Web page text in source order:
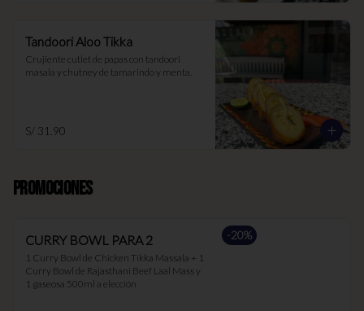
Tandoori Aloo Tikka
Crujiente cutlet de papas con tandoori
masala y chutney de tamarindo y menta.
S/ 31.90
PROMOCIONES
-20%
CURRY BOWL PARA 2
1 Curry Bowl de Chicken Tikka Massala + 1
Curry Bowl de Rajasthani Beef Laal Mass y
1 gaseosa 500ml a elección